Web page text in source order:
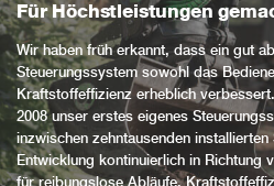
Für Höchstleistungen
Wir haben früh erkannt, dass ein gut
Steuerungssystem sowohl das
Kraftstoffeffizienz erheblich
2008 unser erstes eigenes
inzwischen zehntausenden
Entwicklung kontinuierlich in Richtung
für reibungslose Abläufe,